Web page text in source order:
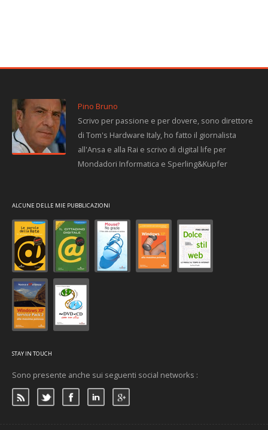
Pino Bruno
Scrivo per passione e per dovere, sono direttore
di Tom's Hardware Italy, ho fatto il giornalista
all'Ansa e alla Rai e scrivo di digital life per
Mondadori Informatica e Sperling&Kupfer
ALCUNE DELLE MIE PUBBLICAZIONI
STAY IN TOUCH
Sono presente anche sui seguenti social networks :